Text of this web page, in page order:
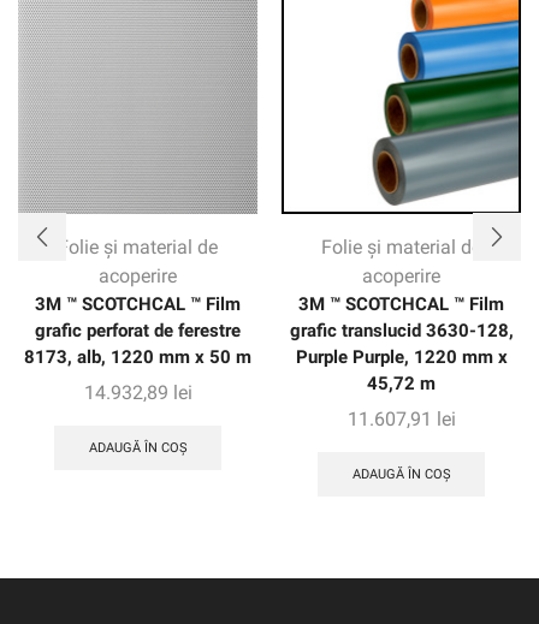
Folie și material de
acoperire
3M ™ SCOTCHCAL ™ Film
grafic perforat de ferestre
8173, alb, 1220 mm x 50 m
14.932,89 lei
ADAUGĂ ÎN COȘ
Folie și material de
acoperire
3M ™ SCOTCHCAL ™ Film
grafic translucid 3630-128,
Purple Purple, 1220 mm x
45,72 m
11.607,91 lei
ADAUGĂ ÎN COȘ